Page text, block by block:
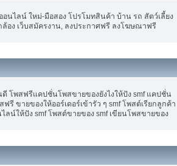
นไลน์ ใหม่-มือสอง โปรโมทสินค้า บ้าน รถ สัตว์เลี้ยง
กล้อง เว็บสมัครงาน, ลงประกาศฟรี ลงโฆษณาฟรี
โพสฟรีแคปชั่นโพสขายของยังไงให้ปัง smf แคปชั่น
ขายของให้ออร์เดอร์เข้ารัว ๆ smf โพสต์เรียกลูกค้า
ลน์ให้ปัง smf โพสต์ขายของ smf เขียนโพสขายของ